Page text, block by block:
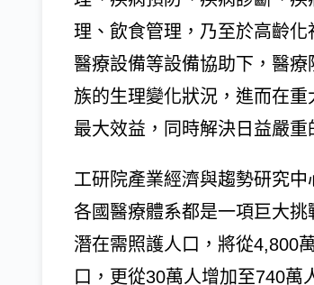
理、飲食管理，乃至於高齡
醫療設備等設備協助下，醫
族的生理變化狀況，進而在
最大效益，同時解決日益嚴重
工研院產業經濟與趨勢研究
各國醫療體系都是一項巨大
潛在需照護人口，將從4,800
口，更從30萬人增加至740